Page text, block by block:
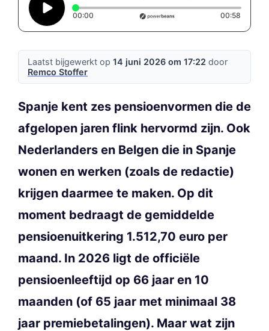
00:00 Elapsed time: 0 seconds 00:58
Laatst bijgewerkt op 14 juni 2026 om 17:22 door
Remco Stoffer
Spanje kent zes pensioenvormen die de
afgelopen jaren flink hervormd zijn. Ook
Nederlanders en Belgen die in Spanje
wonen en werken (zoals de redactie)
krijgen daarmee te maken. Op dit
moment bedraagt de gemiddelde
pensioenuitkering 1.512,70 euro per
maand. In 2026 ligt de officiële
pensioenleeftijd op 66 jaar en 10
maanden (of 65 jaar met minimaal 38
jaar premiebetalingen). Maar wat zijn